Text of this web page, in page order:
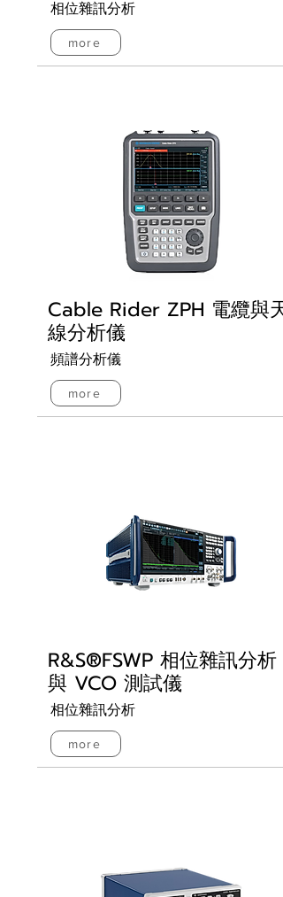
相位雜訊分析
more
Cable Rider ZPH 電纜與天
線分析儀
頻譜分析儀
more
R&S®FSWP 相位雜訊分析
與 VCO 測試儀
相位雜訊分析
more